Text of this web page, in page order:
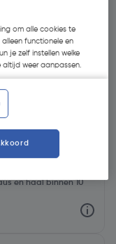
en haal binnen 10
om alle cookies te
functionele en
je zelf instellen welke
altijd weer aanpassen.